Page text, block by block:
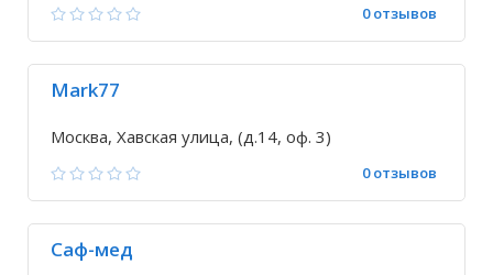
0 отзывов
Mark77
Москва, Хавская улица, (д.14, оф. 3)
0 отзывов
Саф-мед